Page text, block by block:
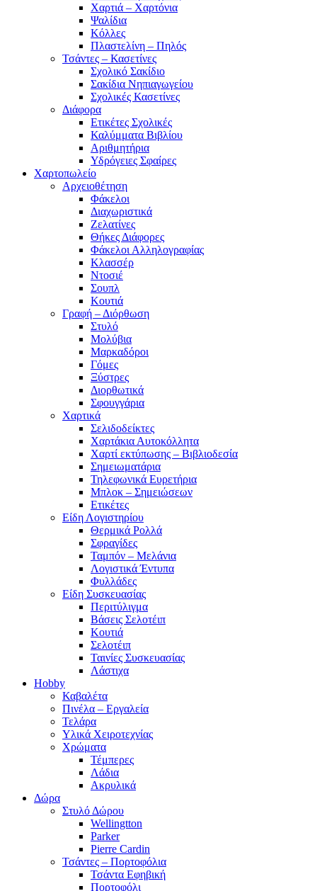
Χαρτιά – Χαρτόνια
Ψαλίδια
Κόλλες
Πλαστελίνη – Πηλός
Τσάντες – Κασετίνες
Σχολικό Σακίδιο
Σακίδια Νηπιαγωγείου
Σχολικές Κασετίνες
Διάφορα
Ετικέτες Σχολικές
Καλύμματα Βιβλίου
Αριθμητήρια
Υδρόγειες Σφαίρες
Χαρτοπωλείο
Αρχειοθέτηση
Φάκελοι
Διαχωριστικά
Ζελατίνες
Θήκες Διάφορες
Φάκελοι Αλληλογραφίας
Κλασσέρ
Ντοσιέ
Σουπλ
Κουτιά
Γραφή – Διόρθωση
Στυλό
Μολύβια
Μαρκαδόροι
Γόμες
Ξύστρες
Διορθωτικά
Σφουγγάρια
Χαρτικά
Σελιδοδείκτες
Χαρτάκια Αυτοκόλλητα
Χαρτί εκτύπωσης – Βιβλιοδεσία
Σημειωματάρια
Τηλεφωνικά Ευρετήρια
Μπλοκ – Σημειώσεων
Ετικέτες
Είδη Λογιστηρίου
Θερμικά Ρολλά
Σφραγίδες
Ταμπόν – Μελάνια
Λογιστικά Έντυπα
Φυλλάδες
Είδη Συσκευασίας
Περιτύλιγμα
Βάσεις Σελοτέιπ
Κουτιά
Σελοτέιπ
Ταινίες Συσκευασίας
Λάστιχα
Hobby
Καβαλέτα
Πινέλα – Εργαλεία
Τελάρα
Υλικά Χειροτεχνίας
Χρώματα
Τέμπερες
Λάδια
Ακρυλικά
Δώρα
Στυλό Δώρου
Wellingtton
Parker
Pierre Cardin
Τσάντες – Πορτοφόλια
Τσάντα Εφηβική
Πορτοφόλι